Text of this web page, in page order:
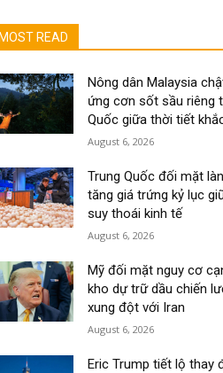
MOST READ
Nông dân Malaysia
ứng cơn sốt sầu riêng
Quốc giữa thời tiết
August 6, 2026
Trung Quốc đối mặt
tăng giá trứng kỷ lục
suy thoái kinh tế
August 6, 2026
Mỹ đối mặt nguy cơ
kho dự trữ dầu chiến
xung đột với Iran
August 6, 2026
Eric Trump tiết lộ thay